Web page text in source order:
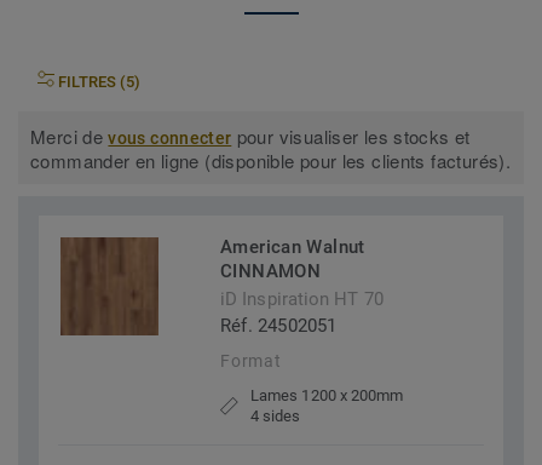
FILTRES (5)
Merci devous connecter pour visualiser les stocks et
commander en ligne (disponible pour les clients facturés).
American Walnut
CINNAMON
iD Inspiration HT 70
Réf. 24502051
Format
Lames 1200 x 200mm
4 sides